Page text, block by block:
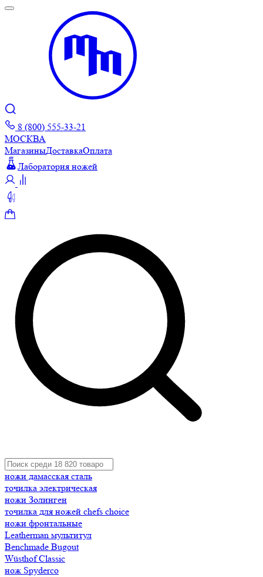
8 (800) 555-33-21
МОСКВА
МагазиныДоставкаОплата
Лаборатория ножей
ножи дамасская сталь
точилка электрическая
ножи Золинген
точилка для ножей chefs choice
ножи фронтальные
Leatherman мультитул
Benchmade Bugout
Wüsthof Classic
нож Spyderco